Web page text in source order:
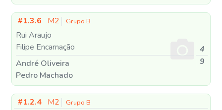
#1.3.6 M2 Grupo B
Rui Araujo
Filipe Encarnação
André Oliveira
Pedro Machado
4
9
#1.2.4 M2 Grupo B